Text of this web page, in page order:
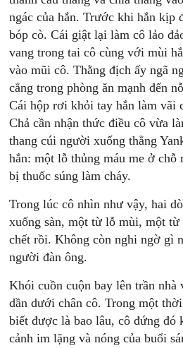
ngác của hắn. Trước khi hắn kịp
bóp cò. Cái giật lại làm cô lảo
vang trong tai cô cùng với mùi
vào mũi cô. Thằng địch ấy ngã
cẳng trong phòng ăn mạnh đến
Cái hộp rơi khỏi tay hắn làm vãi
Chả cần nhận thức điều cô vừa
thang cúi người xuống thằng
hắn: một lỗ thủng máu me ở
bị thuốc súng làm cháy.
Trong lúc cô nhìn như vậy, hai
xuống sàn, một từ lỗ mùi, một từ
chết rồi. Không còn nghi ngờ gì
người đàn ông.
Khói cuồn cuộn bay lên trần nhà
dần dưới chân cô. Trong một
biết được là bao lâu, cô đứng đó
cảnh im lặng và nóng của buổi